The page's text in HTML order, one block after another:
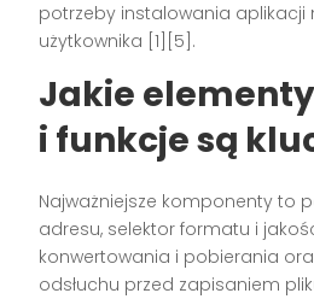
potrzeby instalowania aplikacji
użytkownika [1][5].
Jakie
i funkcje są
Najważniejsze komponenty to
adresu, selektor formatu i
konwertowania i pobierania
odsłuchu przed zapisaniem